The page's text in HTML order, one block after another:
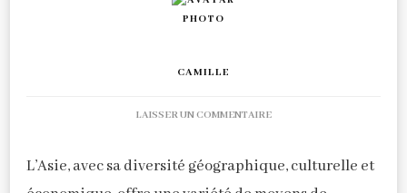
CAMILLE
LAISSER UN COMMENTAIRESUR
:
GUIDE
L’Asie, avec sa diversité géographique, culturelle et